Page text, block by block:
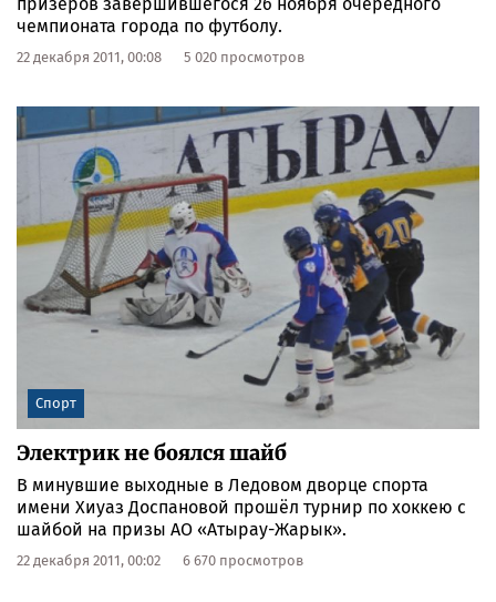
чемпионата города по футболу.
22 декабря 2011, 00:08 5 020 просмотров
Спорт
Электрик не боялся шайб
В минувшие выходные в Ледовом дворце спорта
имени Хиуаз Доспановой прошёл турнир по хоккею с
шайбой на призы АО «Атырау-Жарык».
22 декабря 2011, 00:02 6 670 просмотров